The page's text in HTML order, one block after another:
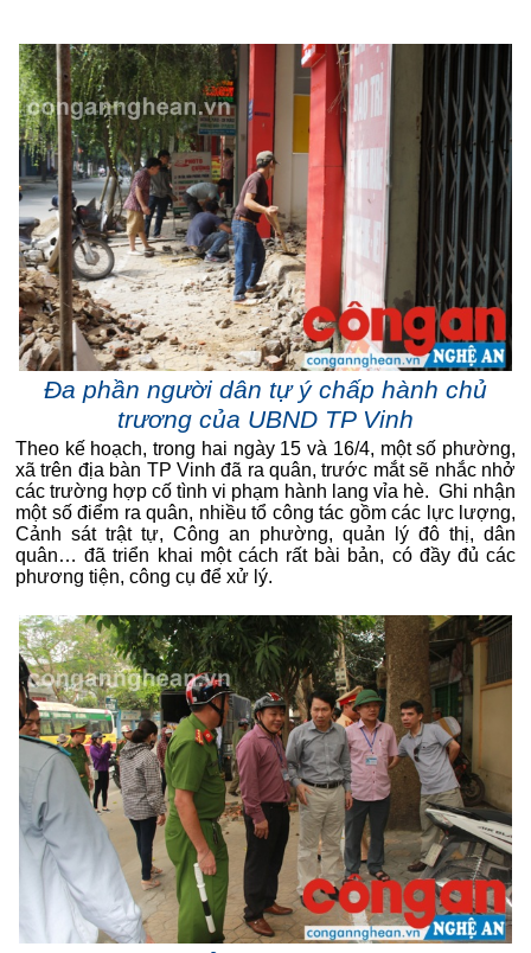
Đa phần người dân tự ý chấp hành chủ
trương của UBND TP Vinh
Theo kế hoạch, trong hai ngày 15 và 16/4, một số phường,
xã trên địa bàn TP Vinh đã ra quân, trước mắt sẽ nhắc nhở
các trường hợp cố tình vi phạm hành lang vỉa hè. Ghi nhận
một số điểm ra quân, nhiều tổ công tác gồm các lực lượng,
Cảnh sát trật tự, Công an phường, quản lý đô thị, dân
quân… đã triển khai một cách rất bài bản, có đầy đủ các
phương tiện, công cụ để xử lý.